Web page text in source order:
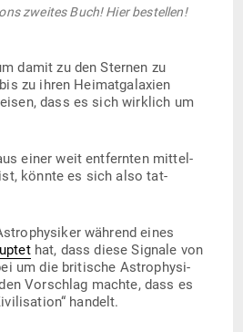
zweites Buch! Hier bestellen!
damit zu den Sternen zu
zu ihren Hei­mat­ga­laxien
dass es sich wirklich um
einer weit ent­fernten mit­tel­
könnte es sich also tat­
während eines
hat, dass diese Signale von
um die bri­tische Astro­phy­si­
Vor­schlag machte, dass es
handelt.